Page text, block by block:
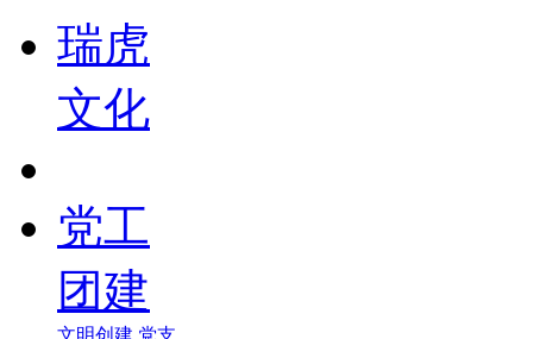
瑞虎
文化
党工
团建
文明创建 党支